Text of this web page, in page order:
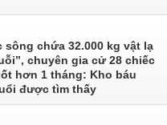
sông chứa 32.000 kg vật lạ
chuyên gia cử 28 chiếc
hơn 1 tháng: Kho báu
được tìm thấy